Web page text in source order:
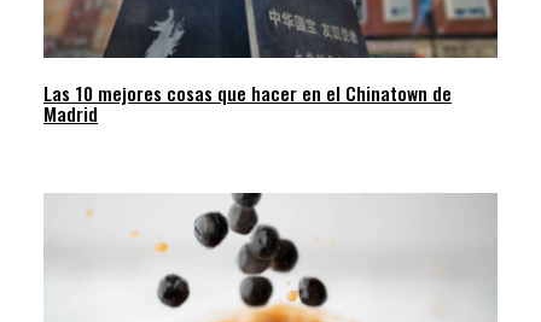
Las 10 mejores cosas que hacer en el Chinatown de
Madrid